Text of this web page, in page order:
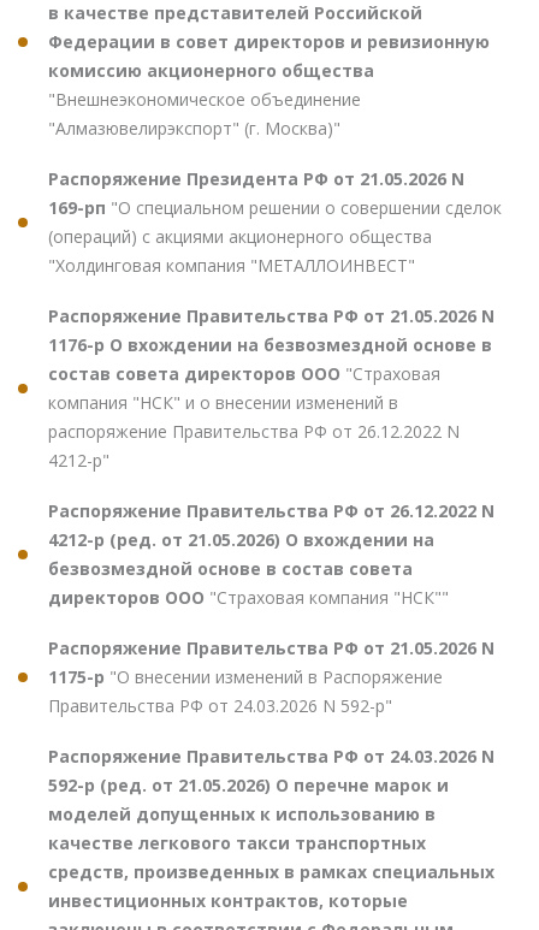
в качестве представителей Российской
Федерации в совет директоров и ревизионную
комиссию акционерного общества
"Внешнеэкономическое объединение
"Алмазювелирэкспорт" (г. Москва)"
Распоряжение Президента РФ от 21.05.2026 N
169-рп "О специальном решении о совершении сделок
(операций) с акциями акционерного общества
"Холдинговая компания "МЕТАЛЛОИНВЕСТ"
Распоряжение Правительства РФ от 21.05.2026 N
1176-р О вхождении на безвозмездной основе в
состав совета директоров ООО "Страховая
компания "НСК" и о внесении изменений в
распоряжение Правительства РФ от 26.12.2022 N
4212-р"
Распоряжение Правительства РФ от 26.12.2022 N
4212-р (ред. от 21.05.2026) О вхождении на
безвозмездной основе в состав совета
директоров ООО "Страховая компания "НСК""
Распоряжение Правительства РФ от 21.05.2026 N
1175-р "О внесении изменений в Распоряжение
Правительства РФ от 24.03.2026 N 592-р"
Распоряжение Правительства РФ от 24.03.2026 N
592-р (ред. от 21.05.2026) О перечне марок и
моделей допущенных к использованию в
качестве легкового такси транспортных
средств, произведенных в рамках специальных
инвестиционных контрактов, которые